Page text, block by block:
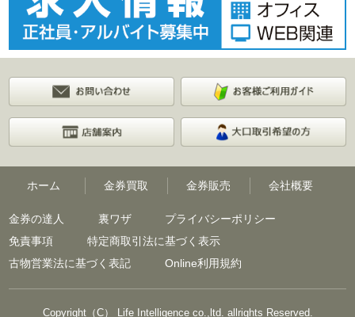
ホーム 金券買取 金券販売 会社概要
金券の達人 裏ワザ
プライバシーポリシー
免責事項
特定商取引法に基づく表示
古物営業法に基づく表記
Online利用規約
Copyright（C） Life Intelligence co.,ltd. allrights Reserved.